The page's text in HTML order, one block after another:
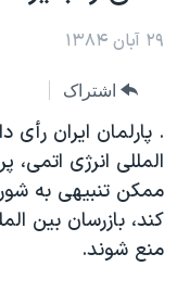
به
صفحه
جهش
به
جستجو
ایران
آمریکا
جهان
ورزشی
گزیده‌ها
ویژه برنامه‌ها
ویدیوها
جدول برنامه ها
صفحه‌های ویژه
جام جهانی ۲۰۲۶
عملیات خشم حماسی
۲۵۰سالگی آمریکا
بایگانی برنامه‌های
فرکانس‌های صدای
پخش رادیویی
یادگیری زبان
۲۹ آبان ۱۳۸۴
اشتراک
. پارلمان ایران
المللی انرژی اتمی،
ممکن تنبيهی به
کند، بازرسان بین
منع شوند.